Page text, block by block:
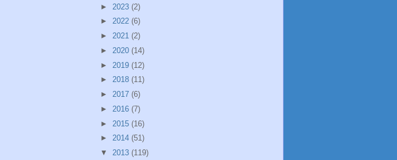
► 2023 (2)
► 2022 (6)
► 2021 (2)
► 2020 (14)
► 2019 (12)
► 2018 (11)
► 2017 (6)
► 2016 (7)
► 2015 (16)
► 2014 (51)
▼ 2013 (119)